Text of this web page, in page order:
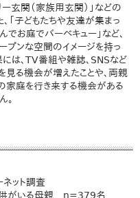
ー玄関（家族用玄関）」などの
「子どもたちや友達が集まっ
お庭でバーベキュー」など、
プンな空間のイメージを持っ
には、TV番組や雑誌、SNSなど
る機会が増えたことや、両親
家庭を行き来する機会がある
。
ネット調査
供がいる母親 n=379名